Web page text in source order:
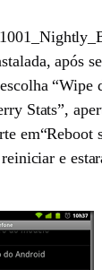
após
“Wipe
Stats”,
em“Reboot
e